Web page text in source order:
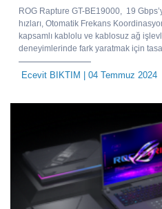
ROG Rapture GT-BE19000, 19
hızları, Otomatik Frekans
kapsamlı kablolu ve kablosuz ağ
deneyimlerinde fark yaratmak için
Ecevit BIKTIM | 04 Temmuz 2024